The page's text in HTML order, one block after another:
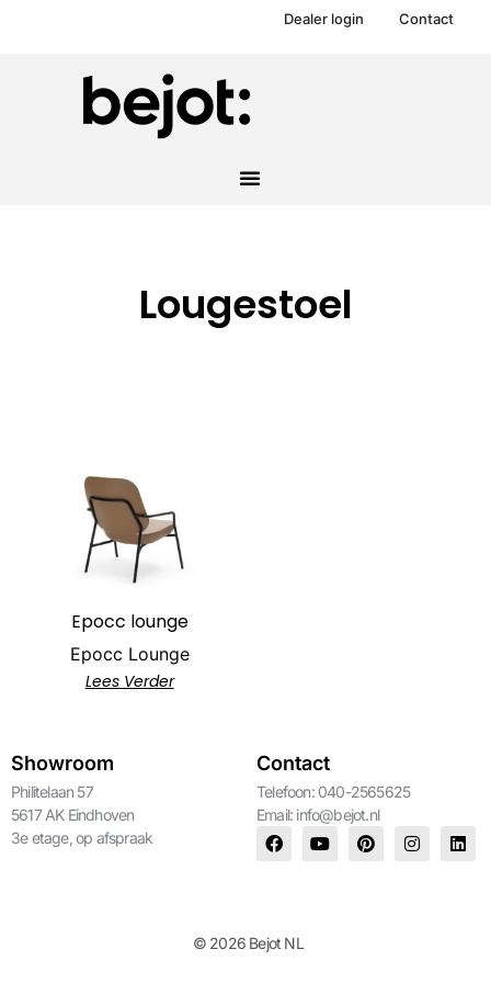
Dealer login Contact
Lougestoel
Epocc lounge
Epocc Lounge
Lees Verder
Showroom
Philitelaan 57
5617 AK Eindhoven
3e etage, op afspraak
Contact
Telefoon: 040-2565625
Email: info@bejot.nl
© 2026 Bejot NL